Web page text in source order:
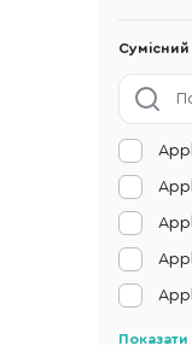
Сумісний
Показати